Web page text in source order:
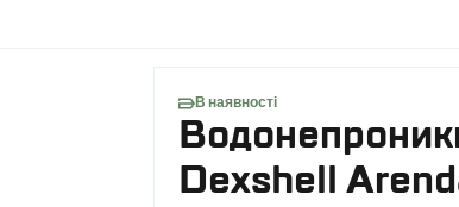
В наявності
Dexshell